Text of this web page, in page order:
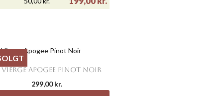
 Vis her
VIERGE APOGEE PINOT NOIR
299,00 kr.